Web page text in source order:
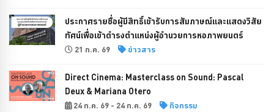
ประกาศรายชื่อผู้มีสิทธิ์เข้ารับการสัมภาษณ์และแสดงวิสัย
ทัศน์เพื่อเข้าดำรงตำแหน่งผู้อำนวยการหอภาพยนตร์
21 ก.ค. 69 ข่าวสาร
Direct Cinema: Masterclass on Sound: Pascal
Deux & Mariana Otero
24 ก.ค. 69 - 24 ก.ค. 69 กิจกรรม